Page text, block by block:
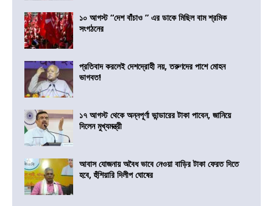
১০ আগস্ট “দেশ বাঁচাও ” এর ডাকে মিছিল বাম শ্রমিক
সংগঠনের
প্রতিবাদ করলেই দেশদ্রোহী নয়, তরুণদের পাশে মোহন
ভাগবত!
১৭ আগস্ট থেকে অন্নপূর্ণা ভান্ডারের টাকা পাবেন, জানিয়ে
দিলেন মুখ্যমন্ত্রী
আবাস যোজনায় অবৈধ ভাবে নেওয়া বাড়ির টাকা ফেরত দিতে
হবে, হুঁশিয়ারি দিলীপ ঘোষের